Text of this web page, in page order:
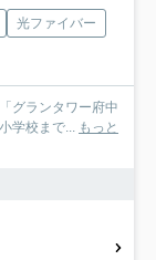
光ファイバー
グランタワー府中
学校まで...
もっと